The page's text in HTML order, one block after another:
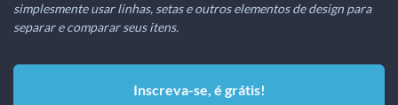
simplesmente usar linhas, setas e outros elementos de design para
separar e comparar seus itens.
Inscreva-se, é grátis!